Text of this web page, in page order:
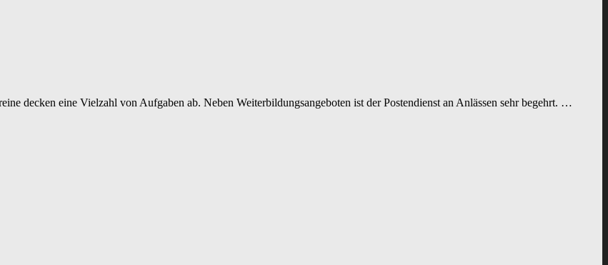
decken eine Vielzahl von Aufgaben ab. Neben Weiterbildungsangeboten ist der Postendienst an Anlässen sehr begehrt. …